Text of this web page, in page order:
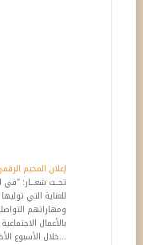
إعلان المخيم الرقمي
تحــت شعـــار:
للعناية التي
ومهاراتهم
بالأعمال
خلال الأسبوع الأخير من شهر يوليوز 2021 النسخة الثا...